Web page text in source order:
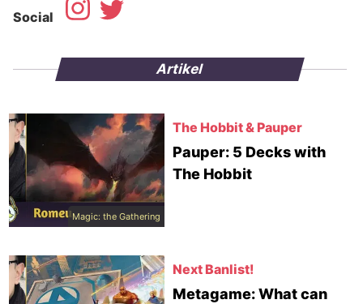
Social
Artikel
Magic: the Gathering
The Hobbit & Pauper
Pauper: 5 Decks with
The Hobbit
Next Banlist!
Metagame: What can